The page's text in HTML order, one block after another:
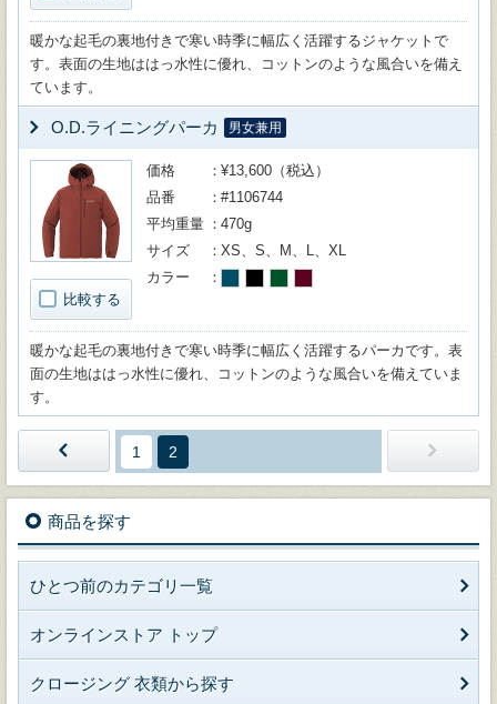
暖かな起毛の裏地付きで寒い時季に幅広く活躍するジャケットで
す。表面の生地ははっ水性に優れ、コットンのような風合いを備え
ています。
O.D.ライニングパーカ 男女兼用
比較する
価格
¥13,600（税込）
品番
#1106744
平均重量
470g
サイズ
XS、S、M、L、XL
カラー
暖かな起毛の裏地付きで寒い時季に幅広く活躍するパーカです。表
面の生地ははっ水性に優れ、コットンのような風合いを備えていま
す。
1 2
商品を探す
ひとつ前のカテゴリ一覧
オンラインストア トップ
クロージング 衣類から探す